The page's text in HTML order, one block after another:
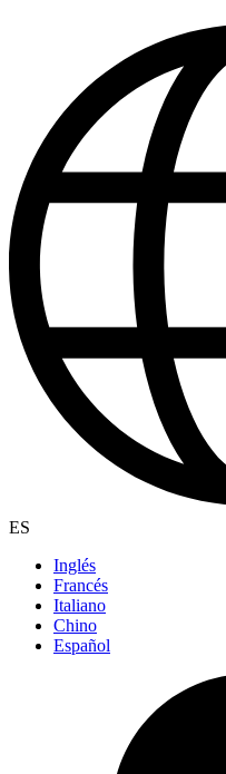
ES
Inglés
Francés
Italiano
Chino
Español